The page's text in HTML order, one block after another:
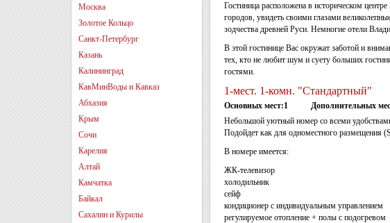
Москва
Золотое Кольцо
Санкт-Петербург
Казань
Калининград
КавМинВоды и Кавказ
Абхазия
Крым
Сочи
Карелия
Алтай
Камчатка
Байкал
Сахалин и Курилы
Гостиница расположена в историческом
городов, увидеть своими глазами
зодчества древней Руси. Немногие отели
В этой гостинице Вас окружат заботой и
тех, кто не любит шум и суету больших
гостями.
1-мест. 1-комн. "Стандартный"
Основных мест:1
Дополнительных
Небольшой уютный номер со всеми
Подойдет как для одноместного размещения
В номере имеется:
ЖК-телевизор
холодильник
сейф
кондиционер с индивидуальным управлением
регулируемое отопление + полы с подогревом